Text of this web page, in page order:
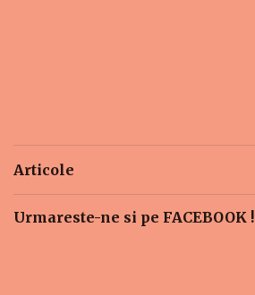
Articole
Urmareste-ne si pe FACEBOOK !